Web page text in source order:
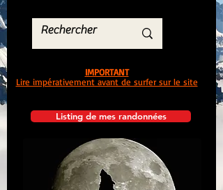
Listing de mes randonnées
IMPORTANT
Lire impérativement avant de surfer sur le site